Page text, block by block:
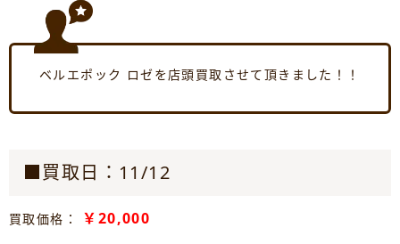
ベルエポック ロゼを店頭買取させて頂きました！！
■買取日：11/12
買取価格： ￥20,000